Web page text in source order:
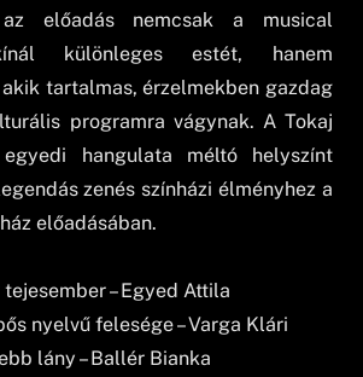
az előadás nemcsak a musical
különleges estét, hanem
tartalmas, érzelmekben gazdag
programra vágynak. A Tokaj
egyedi hangulata méltó helyszínt
zenés színházi élményhez a
előadásában.
– Egyed Attila
nyelvű felesége – Varga Klári
lány – Ballér Bianka